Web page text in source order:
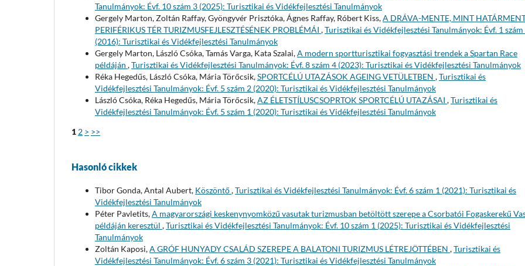
Tanulmányok: Évf. 10 szám 3 (2025): Turisztikai és Vidékfejlesztési Tanulmányok
Gergely Marton, Zoltán Raffay, Gyöngyvér Prisztóka, Ágnes Raffay, Róbert Kiss,A DRÁVA-MENTE, MINT
PERIFÉRIKUS TÉR TURIZMUSFEJLESZTÉSÉNEK PROBLÉMÁI ,Turisztikai és Vidékfejlesztési Tanulmányok: Évf. 1 szám
(2016): Turisztikai és Vidékfejlesztési Tanulmányok
Gergely Marton, László Csóka, Tamás Varga, Kata Szalai,A modern sportturisztikai fogyasztási trendek a Spartan Race
példáján ,Turisztikai és Vidékfejlesztési Tanulmányok: Évf. 8 szám 4 (2023): Turisztikai és Vidékfejlesztési Tanulmányok
Réka Hegedűs, László Csóka, Mária Törőcsik,SPORTCÉLÚ UTAZÁSOK AGEING VETÜLETBEN ,Turisztikai és
Vidékfejlesztési Tanulmányok: Évf. 5 szám 2 (2020): Turisztikai és Vidékfejlesztési Tanulmányok
László Csóka, Réka Hegedűs, Mária Törőcsik,AZ ÉLETSTÍLUSCSOPRTOK SPORTCÉLÚ UTAZÁSAI ,Turisztikai és
Vidékfejlesztési Tanulmányok: Évf. 5 szám 1 (2020): Turisztikai és Vidékfejlesztési Tanulmányok
1 2 > >>
Hasonló cikkek
Tibor Gonda, Antal Aubert, Köszöntő,Turisztikai és Vidékfejlesztési Tanulmányok: Évf. 6 szám 1 (2021): Turisztikai és
Vidékfejlesztési Tanulmányok
Péter Pavletits,A magyarországi keskenynyomközű vasutak turizmusban betöltött szerepe a Csorbatói Fogaskerekű
példáján keresztül ,Turisztikai és Vidékfejlesztési Tanulmányok: Évf. 10 szám 1 (2025): Turisztikai és Vidékfejlesztési
Tanulmányok
Zoltán Kaposi,A GRÓF HUNYADY CSALÁD SZEREPE A BALATONI TURIZMUS LÉTREJÖTTÉBEN ,Turisztikai és
Vidékfejlesztési Tanulmányok: Évf. 6 szám 3 (2021): Turisztikai és Vidékfejlesztési Tanulmányok